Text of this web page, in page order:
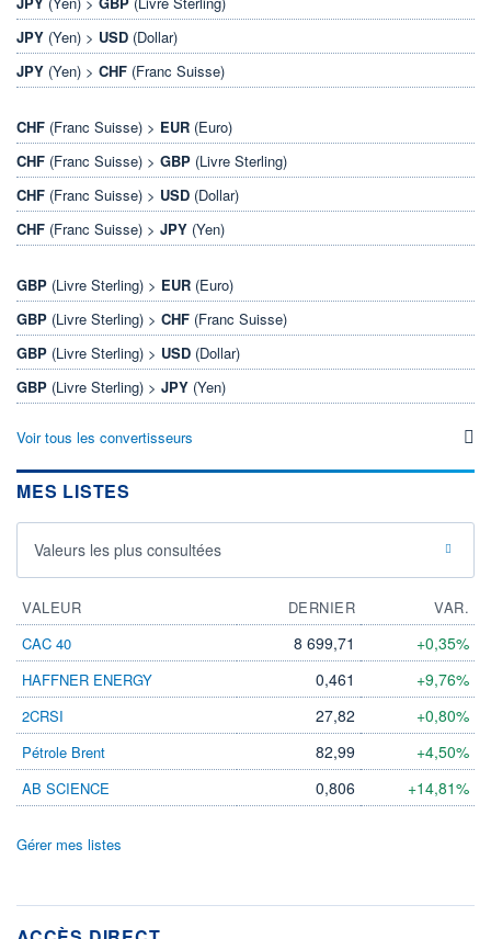
JPY (Yen) > USD (Dollar)
JPY (Yen) > CHF (Franc Suisse)
CHF (Franc Suisse) > EUR (Euro)
CHF (Franc Suisse) > GBP (Livre Sterling)
CHF (Franc Suisse) > USD (Dollar)
CHF (Franc Suisse) > JPY (Yen)
GBP (Livre Sterling) > EUR (Euro)
GBP (Livre Sterling) > CHF (Franc Suisse)
GBP (Livre Sterling) > USD (Dollar)
GBP (Livre Sterling) > JPY (Yen)
Voir tous les convertisseurs
MES LISTES
Valeurs les plus consultées
VALEUR DERNIER
VAR.
CAC 40
8 699,71 +0,35%
HAFFNER ENERGY 0,461 +9,76%
2CRSI 27,82 +0,80%
Pétrole Brent 82,99 +4,50%
AB SCIENCE 0,806 +14,81%
Gérer mes listes